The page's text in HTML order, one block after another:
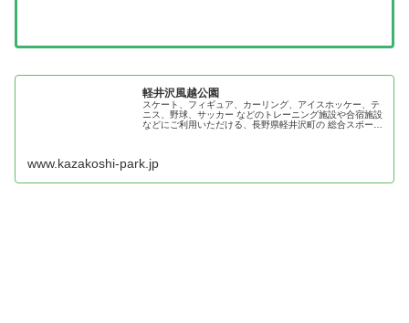
軽井沢風越公園
スケート、フィギュア、カーリング、アイスホッケー、テ
ニス、野球、サッカー などのトレーニング施設や合宿施設
などにご利用いただける、長野県軽井沢町の 総合スポーツ
www.kazakoshi-park.jp